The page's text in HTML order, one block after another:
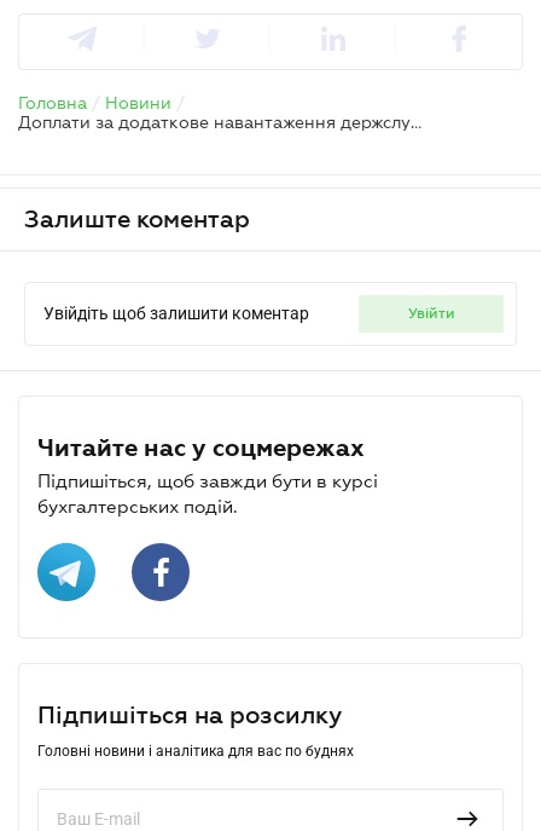
Головна / Новини /
Доплати за додаткове навантаження держслужбовцям — що кажуть в НАДС
Залиште коментар
Увійдіть щоб залишити коментар увійти
Читайте нас у соцмережах
Підпишіться, щоб завжди бути в курсі
бухгалтерських подій.
Підпишіться на розсилку
Головні новини і аналітика для вас по буднях